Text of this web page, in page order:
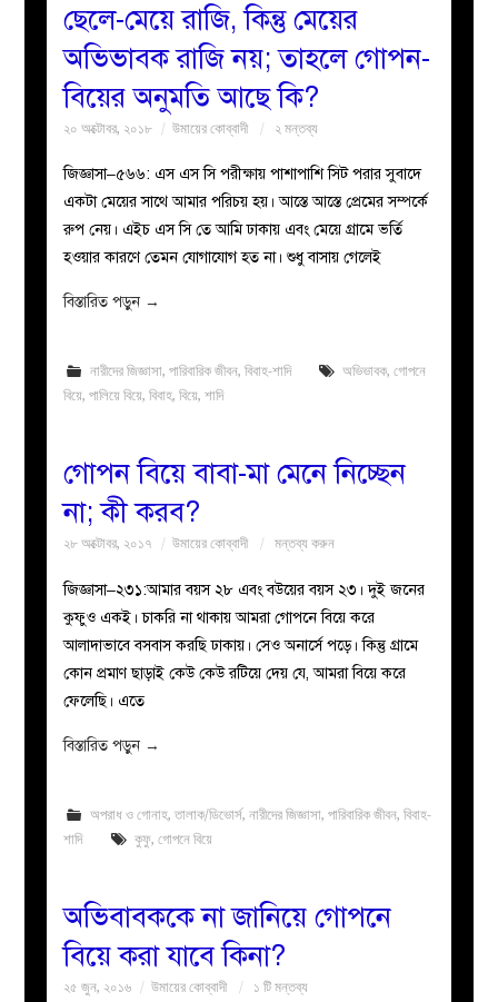
ছেলে-মেয়ে রাজি, কিন্তু মেয়ের
অভিভাবক রাজি নয়; তাহলে গোপন-
বিয়ের অনুমতি আছে কি?
২০ অক্টোবর, ২০১৮ উমায়ের কোব্বাদী ২ মন্তব্য
জিজ্ঞাসা–৫৬৬: এস এস সি পরীক্ষায় পাশাপাশি সিট পরার সুবাদে
একটা মেয়ের সাথে আমার পরিচয় হয়। আস্তে আস্তে প্রেমের সম্পর্কে
রুপ নেয়। এইচ এস সি তে আমি ঢাকায় এবং মেয়ে গ্রামে ভর্তি
হওয়ার কারণে তেমন যোগাযোগ হত না। শুধু বাসায় গেলেই
বিস্তারিত পড়ুন →
নারীদের জিজ্ঞাসা, পারিবারিক জীবন, বিবাহ-শাদি অভিভাবক, গোপনে
বিয়ে,পালিয়ে বিয়ে,বিবাহ,বিয়ে,শাদি
গোপন বিয়ে বাবা-মা মেনে নিচ্ছেন
না; কী করব?
২৮ অক্টোবর, ২০১৭ উমায়ের কোব্বাদী মন্তব্য করুন
জিজ্ঞাসা–২৩১:আমার বয়স ২৮ এবং বউয়ের বয়স ২৩। দুই জনের
কুফুও একই। চাকরি না থাকায় আমরা গোপনে বিয়ে করে
আলাদাভাবে বসবাস করছি ঢাকায়। সেও অনার্সে পড়ে। কিন্তু গ্রামে
কোন প্রমাণ ছাড়াই কেউ কেউ রটিয়ে দেয় যে, আমরা বিয়ে করে
ফেলেছি। এতে
বিস্তারিত পড়ুন →
অপরাধ ও গোনাহ, তালাক/ডিভোর্স, নারীদের জিজ্ঞাসা, পারিবারিক জীবন, বিবাহ-
শাদি
কুফু, গোপনে বিয়ে
অভিবাবককে না জানিয়ে গোপনে
বিয়ে করা যাবে কিনা?
২৫ জুন, ২০১৬ উমায়ের কোব্বাদী ১ টি মন্তব্য